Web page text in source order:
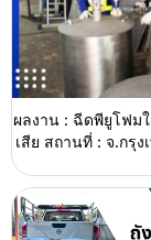
ผลงาน : ฉีดพียูโฟม
เสีย สถานที่ : จ.กรุ